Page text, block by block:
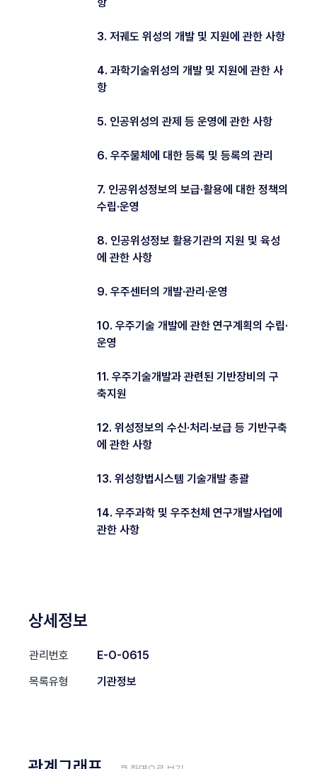
3. 저궤도 위성의 개발 및 지원에 관한 사항
4. 과학기술위성의 개발 및 지원에 관한 사
항
5. 인공위성의 관제 등 운영에 관한 사항
6. 우주물체에 대한 등록 및 등록의 관리
7. 인공위성정보의 보급·활용에 대한 정책의
수립·운영
8. 인공위성정보 활용기관의 지원 및 육성
에 관한 사항
9. 우주센터의 개발·관리·운영
10. 우주기술 개발에 관한 연구계획의 수립·
운영
11. 우주기술개발과 관련된 기반장비의 구
축지원
12. 위성정보의 수신·처리·보급 등 기반구축
에 관한 사항
13. 위성항법시스템 기술개발 총괄
14. 우주과학 및 우주천체 연구개발사업에
관한 사항
상세정보
관리번호
E-O-0615
목록유형
기관정보